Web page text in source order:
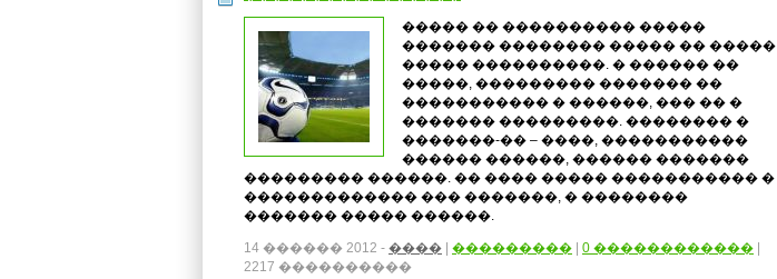
����� �� ���������� �����
������� �������� ����� �� �����
����� ����������. � ������ ��
�����, ��������� ������� ��
����������� � ������, ��� �� �
������� ���������. �������� �
�������-�� – ����, �����������
������ ������, ������ �������
��������� ������. �� ���� ����� ����������� �
������������� ��� �������, � ��������
������� ����� ������.
14 ������ 2012 - ���� ��������� 0 ������������
2217 ����������